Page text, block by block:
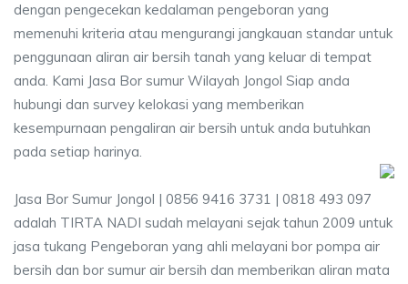
dengan pengecekan kedalaman pengeboran yang
memenuhi kriteria atau mengurangi jangkauan standar untuk
penggunaan aliran air bersih tanah yang keluar di tempat
anda. Kami Jasa Bor sumur Wilayah Jongol Siap anda
hubungi dan survey kelokasi yang memberikan
kesempurnaan pengaliran air bersih untuk anda butuhkan
pada setiap harinya.
Jasa Bor Sumur Jongol | 0856 9416 3731 | 0818 493 097
adalah TIRTA NADI sudah melayani sejak tahun 2009 untuk
jasa tukang Pengeboran yang ahli melayani bor pompa air
bersih dan bor sumur air bersih dan memberikan aliran mata